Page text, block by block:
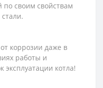
по своим свойствам
коррозии даже в
работы и
эксплуатации котла!